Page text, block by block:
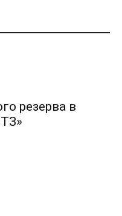
резерва в